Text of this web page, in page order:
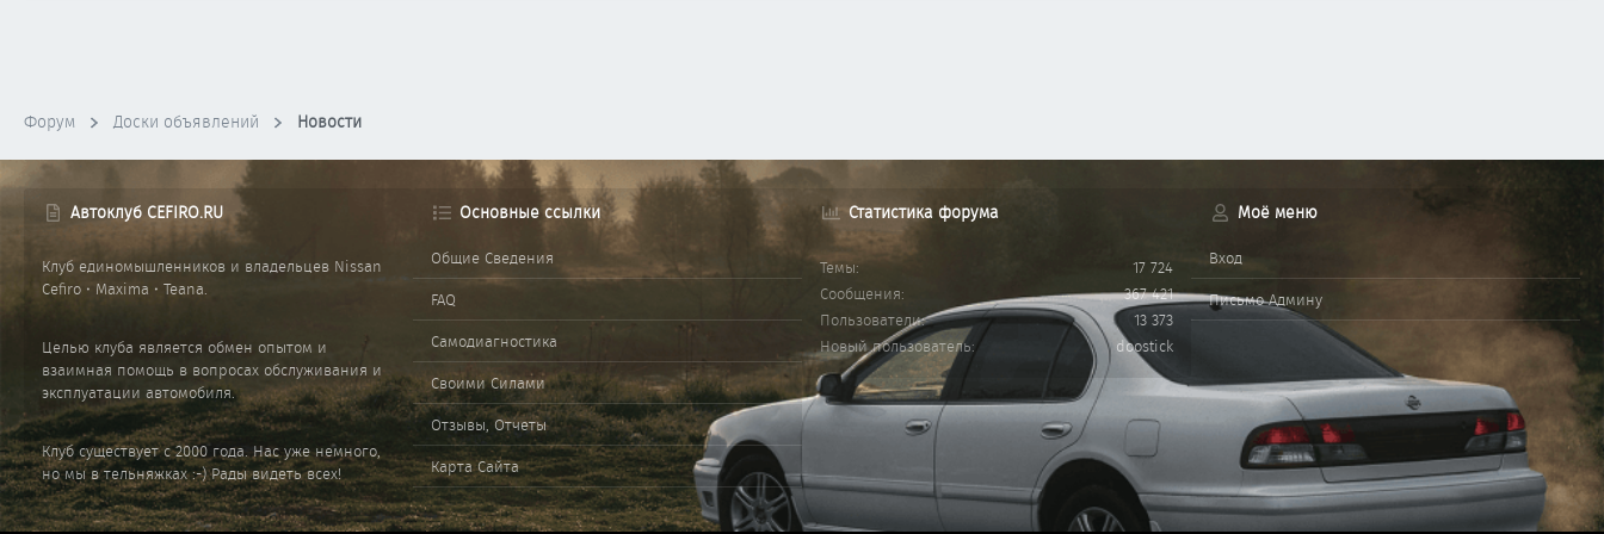
Форум Доски объявлений Новости
Автоклуб CEFIRO.RU
Клуб единомышленников и владельцев Nissan
Cefiro • Maxima • Teana.
Целью клуба является обмен опытом и
взаимная помощь в вопросах обслуживания и
эксплуатации автомобиля.
Клуб существует с 2000 года. Нас уже немного,
но мы в тельняжках :-) Рады видеть всех!
Основные ссылки
Общие Сведения
FAQ
Самодиагностика
Своими Силами
Отзывы, Отчеты
Карта Сайта
Статистика форума
Темы
17 724
Сообщения
367 421
Пользователи
13 373
Новый пользователь
doostick
Моё меню
Вход
Письмо Админу